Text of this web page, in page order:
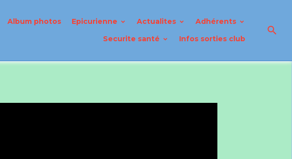
Album photos Epicurienne Actualites
Adhérents
Securite santé
Infos sorties club